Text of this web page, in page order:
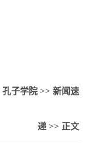
孔子学院>> 新闻速
递>> 正文